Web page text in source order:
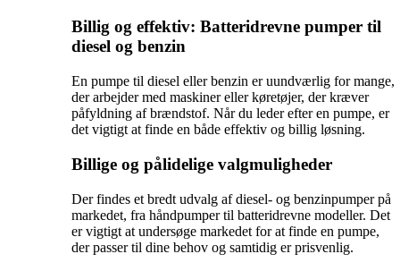
Billig og effektiv: Batteridrevne pumper til
diesel og benzin
En pumpe til diesel eller benzin er uundværlig for mange,
der arbejder med maskiner eller køretøjer, der kræver
påfyldning af brændstof. Når du leder efter en pumpe, er
det vigtigt at finde en både effektiv og billig løsning.
Billige og pålidelige valgmuligheder
Der findes et bredt udvalg af diesel- og benzinpumper på
markedet, fra håndpumper til batteridrevne modeller. Det
er vigtigt at undersøge markedet for at finde en pumpe,
der passer til dine behov og samtidig er prisvenlig.